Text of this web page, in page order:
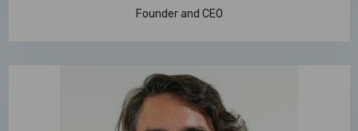
Founder and CEO